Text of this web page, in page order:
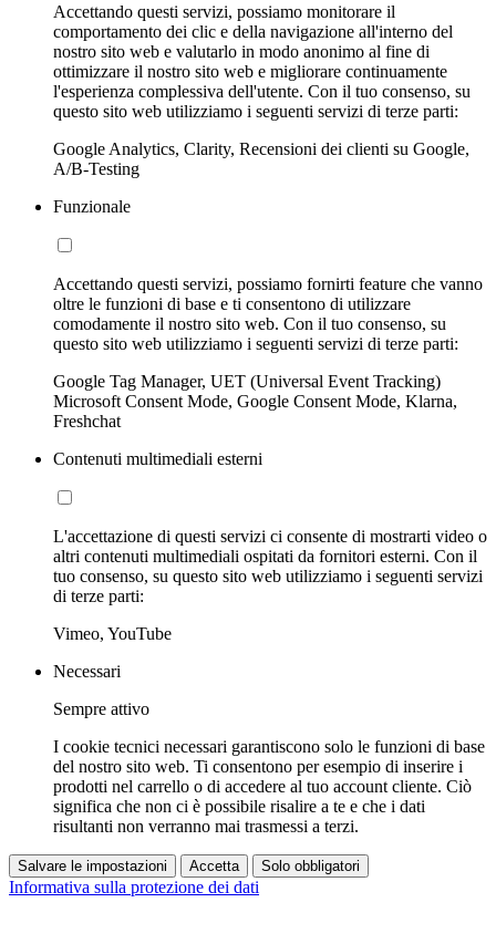
Accettando questi servizi, possiamo monitorare il
comportamento dei clic e della navigazione all'interno del
nostro sito web e valutarlo in modo anonimo al fine di
ottimizzare il nostro sito web e migliorare continuamente
l'esperienza complessiva dell'utente. Con il tuo consenso, su
questo sito web utilizziamo i seguenti servizi di terze parti:
Google Analytics, Clarity, Recensioni dei clienti su Google,
A/B-Testing
Funzionale
Accettando questi servizi, possiamo fornirti feature che vanno
oltre le funzioni di base e ti consentono di utilizzare
comodamente il nostro sito web. Con il tuo consenso, su
questo sito web utilizziamo i seguenti servizi di terze parti:
Google Tag Manager, UET (Universal Event Tracking)
Microsoft Consent Mode, Google Consent Mode, Klarna,
Freshchat
Contenuti multimediali esterni
L'accettazione di questi servizi ci consente di mostrarti video o
altri contenuti multimediali ospitati da fornitori esterni. Con il
tuo consenso, su questo sito web utilizziamo i seguenti servizi
di terze parti:
Vimeo, YouTube
Necessari
Sempre attivo
I cookie tecnici necessari garantiscono solo le funzioni di base
del nostro sito web. Ti consentono per esempio di inserire i
prodotti nel carrello o di accedere al tuo account cliente. Ciò
significa che non ci è possibile risalire a te e che i dati
risultanti non verranno mai trasmessi a terzi.
Salvare le impostazioni Accetta Solo obbligatori
Informativa sulla protezione dei dati